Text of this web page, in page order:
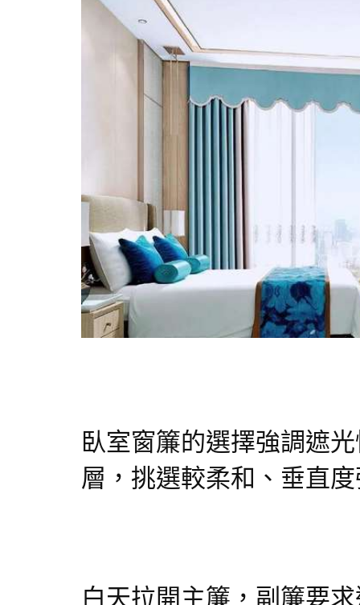
臥室窗簾的選擇強調遮
層，挑選較柔和、垂直
白天拉開主簾，副簾要